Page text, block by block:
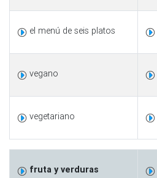
el menú de seis platos
vegano
vegetariano
fruta y verduras